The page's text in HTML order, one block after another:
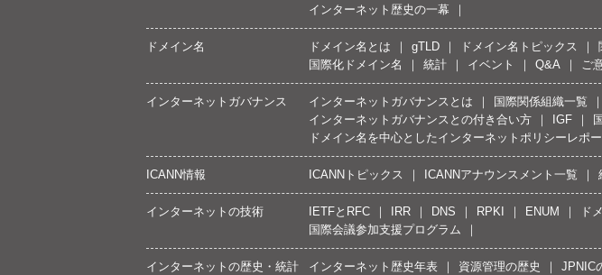
インターネット歴史の一幕
ドメイン名 ドメイン名とは gTLD ドメイン名トピックス
国際化ドメイン名
統計 イベント Q&A ご
インターネットガバナンス インターネットガバナンスとは 国際関係組織一覧
インターネットガバナンスとの付き合い方
IGF
ドメイン名を中心としたインターネットポリシーレポー
ICANN情報 ICANNトピックス ICANNアナウンスメント一覧
インターネットの技術 IETFとRFC IRR DNS RPKI ENUM ド
国際会議参加支援プログラム
インターネットの歴史・統計 インターネット歴史年表 資源管理の歴史 JPNIC